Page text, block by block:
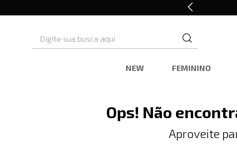
NEW FEMININO
Ops! Não
Aproveite